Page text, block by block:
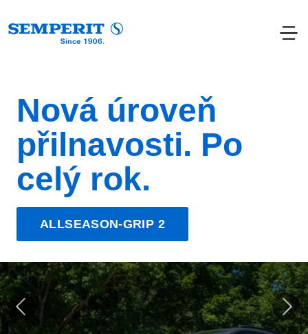
Nová úroveň
přilnavosti. Po
celý rok.
ALLSEASON-GRIP 2